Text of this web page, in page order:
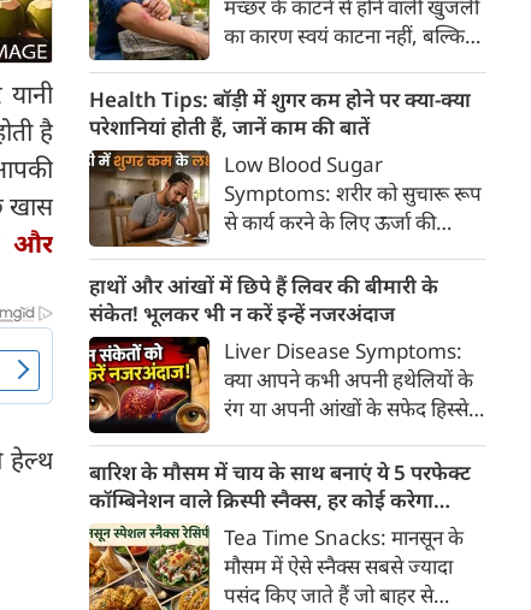
है
खास
और
हेल्थ
मच्छर के काटने से होने वाली खुजली
का कारण स्वयं काटना नहीं, बल्कि
प्रतिरक्षा प्रतिक्रिया है। हिस्टामिन के
निकलने से त्वचा पर लालिमा, सूजन
और खुजली होती है। यहां जानिए
मच्छर के काटने से खुजली क्यों होती
है, इसके पीछे का वैज्ञानिक कारण
क्या है, हिस्टामिन की क्या भूमिका
होती है और खुजली से राहत पाने के
प्रभावी घरेलू व चिकित्सीय उपाय।
Health Tips: बॉड़ी में शुगर कम होने पर क्या-क्या
परेशानियां होती हैं, जानें काम की बातें
Low Blood Sugar
Symptoms: शरीर को सुचारू रूप
से कार्य करने के लिए ऊर्जा की
का प्रमुख स्रोत ग्लूकोज यानी ब्लड
शुगर है। जब शरीर में ब्लड शुगर का
स्तर सामान्य से कम हो जाता है, तो
इस स्थिति को हाइपोग्लाइसीमिया
(Hypoglycemia) कहा जाता है।
ब्लड शुगर कम होने पर शरीर तुरंत
संकेत देना शुरू कर देता है।
हाथों और आंखों में छिपे हैं लिवर की बीमारी के
संकेत! भूलकर भी न करें इन्हें नजरअंदाज
Liver Disease Symptoms:
क्या आपने कभी अपनी हथेलियों के
रंग या अपनी आंखों के सफेद हिस्से
अक्सर हम हलकी लालिमा या आंखों
के पीलेपन को थकान समझकर टाल
देते हैं। लेकिन शरीर के ये छोटे-छोटे
बदलाव असल में एक बहुत बड़ी
चेतावनी हो सकते हैं।
बारिश के मौसम में चाय के साथ बनाएं ये 5 परफेक्ट
कॉम्बिनेशन वाले क्रिस्पी स्नैक्स, हर कोई करेगा
तारीफ
Tea Time Snacks: मानसून के
मौसम में ऐसे स्नैक्स सबसे ज्यादा
पसंद किए जाते हैं जो बाहर से